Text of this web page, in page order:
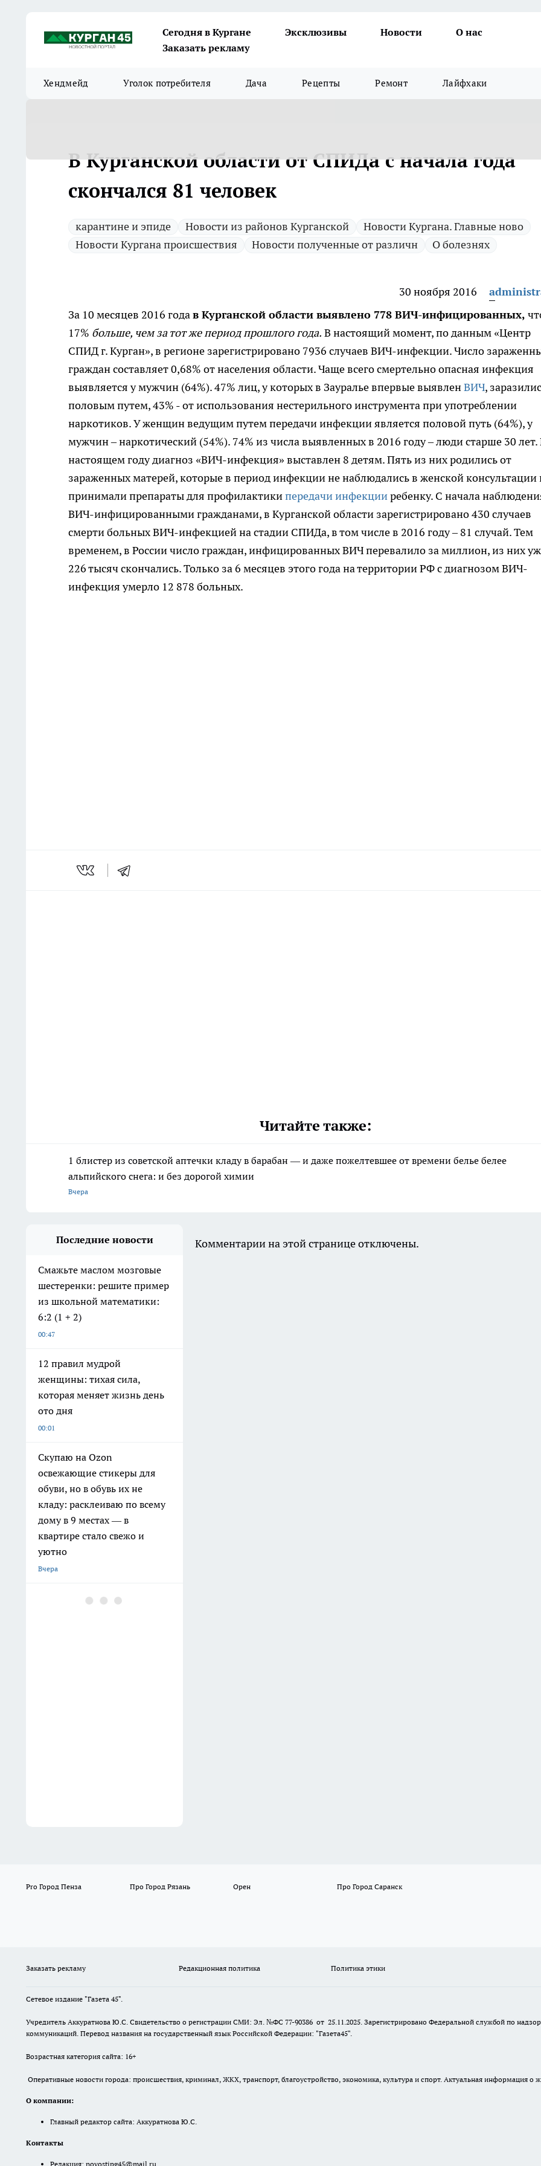
Сегодня в Кургане Эксклюзивы Новости
О нас
Заказать рекламу
Хендмейд Уголок потребителя Дача Рецепты Ремонт Лайфхаки
В Курганской области от СПИДа с начала года
скончался 81 человек
карантине и эпиде Новости из районов Курганской
Новости Кургана. Главные ново
Новости Кургана происшествия
Новости полученные от различн О болезнях
30 ноября 2016
За 10 месяцев 2016 годав Курганской области выявлено 778 ВИЧ-инфицированных,
17% больше, чем за тот же период прошлого года. В настоящий момент, по данным «Центр
СПИД г. Курган», в регионе зарегистрировано 7936 случаев ВИЧ-инфекции. Число
граждан составляет 0,68% от населения области. Чаще всего смертельно опасная инфекция
выявляется у мужчин (64%). 47% лиц, у которых в Зауралье впервые выявленВИЧ,
половым путем, 43% - от использования нестерильного инструмента при употреблении
наркотиков. У женщин ведущим путем передачи инфекции является половой путь (64%), у
мужчин – наркотический (54%). 74% из числа выявленных в 2016 году – люди старше 30 лет.
настоящем году диагноз «ВИЧ-инфекция» выставлен 8 детям. Пять из них родились от
зараженных матерей, которые в период инфекции не наблюдались в женской консультации
принимали препараты для профилактикипередачи инфекцииребенку. С начала
ВИЧ-инфицированными гражданами, в Курганской области зарегистрировано 430 случаев
смерти больных ВИЧ-инфекцией на стадии СПИДа, в том числе в 2016 году – 81 случай. Тем
временем, в России число граждан, инфицированных ВИЧ перевалило за миллион, из них
226 тысяч скончались. Только за 6 месяцев этого года на территории РФ с диагнозом ВИЧ-
инфекция умерло 12 878 больных.
Читайте также:
1 блистер из советской аптечки кладу в барабан — и даже пожелтевшее от времени белье белее
альпийского снега: и без дорогой химии
Вчера
Последние новости
Смажьте маслом мозговые
шестеренки: решите пример
из школьной математики:
6:2 (1 + 2)
00:47
12 правил мудрой
женщины: тихая сила,
которая меняет жизнь день
ото дня
00:01
Скупаю на Ozon
освежающие стикеры для
обуви, но в обувь их не
кладу: расклеиваю по всему
дому в 9 местах — в
квартире стало свежо и
уютно
Вчера
Картошка пролежит свежей
Комментарии на этой странице отключены.
Pro Город Пенза Про Город Рязань Орен Про Город Саранск
Заказать рекламу Редакционная политика Политика этики
Сетевое издание "Газета 45".
Учредитель Аккуратнова Ю.С. Свидетельство о регистрации СМИ: Эл. №ФС 77-90386 от 25.11.2025. Зарегистрировано Федеральной службой по
коммуникаций. Перевод названия на государственный язык Российской Федерации: "Газета45".
Возрастная категория сайта: 16+
Оперативные новости города: происшествия, криминал, ЖКХ, транспорт, благоустройство, экономика, культура и спорт. Актуальная информация о
О компании:
Главный редактор сайта: Аккуратнова Ю.С.
Контакты
Редакция: novostipg45@mail.ru